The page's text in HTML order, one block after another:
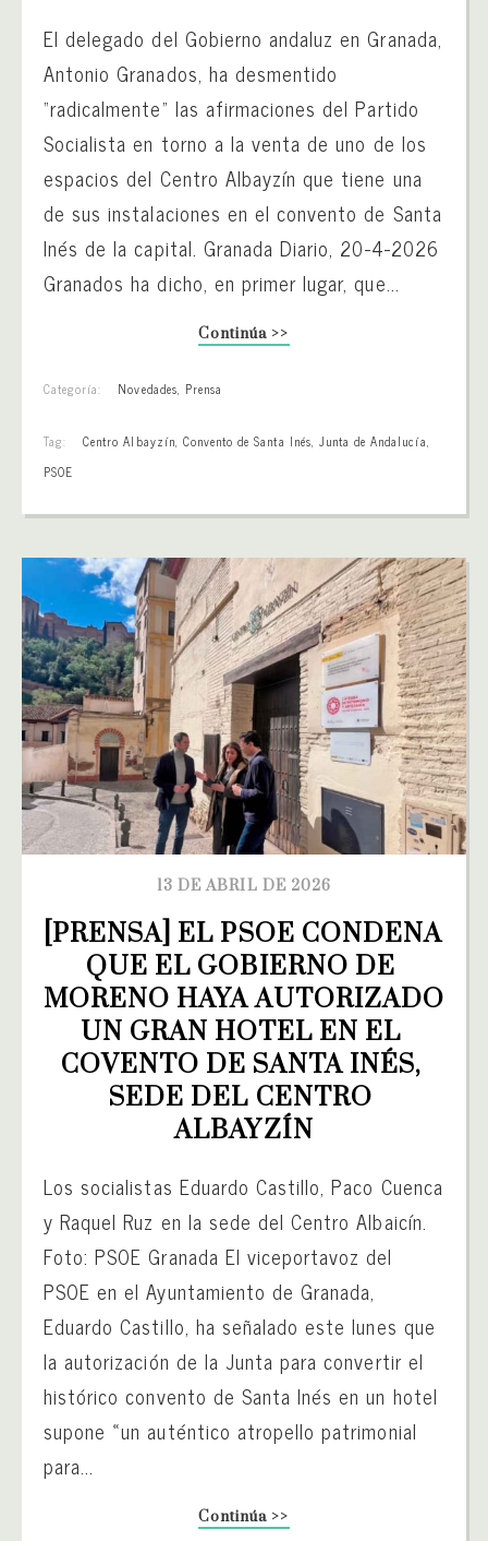
El delegado del Gobierno andaluz en Granada,
Antonio Granados, ha desmentido
“radicalmente” las afirmaciones del Partido
Socialista en torno a la venta de uno de los
espacios del Centro Albayzín que tiene una
de sus instalaciones en el convento de Santa
Inés de la capital. Granada Diario, 20-4-2026
Granados ha dicho, en primer lugar, que...
Continúa >>
Categoría: Novedades, Prensa
Tag: Centro Albayzín, Convento de Santa Inés, Junta de Andalucía,
PSOE
13 DE ABRIL DE 2026
[PRENSA] EL PSOE CONDENA
QUE EL GOBIERNO DE
MORENO HAYA AUTORIZADO
UN GRAN HOTEL EN EL
COVENTO DE SANTA INÉS,
SEDE DEL CENTRO
ALBAYZÍN
Los socialistas Eduardo Castillo, Paco Cuenca
y Raquel Ruz en la sede del Centro Albaicín.
Foto: PSOE Granada El viceportavoz del
PSOE en el Ayuntamiento de Granada,
Eduardo Castillo, ha señalado este lunes que
la autorización de la Junta para convertir el
histórico convento de Santa Inés en un hotel
supone «un auténtico atropello patrimonial
para...
Continúa >>